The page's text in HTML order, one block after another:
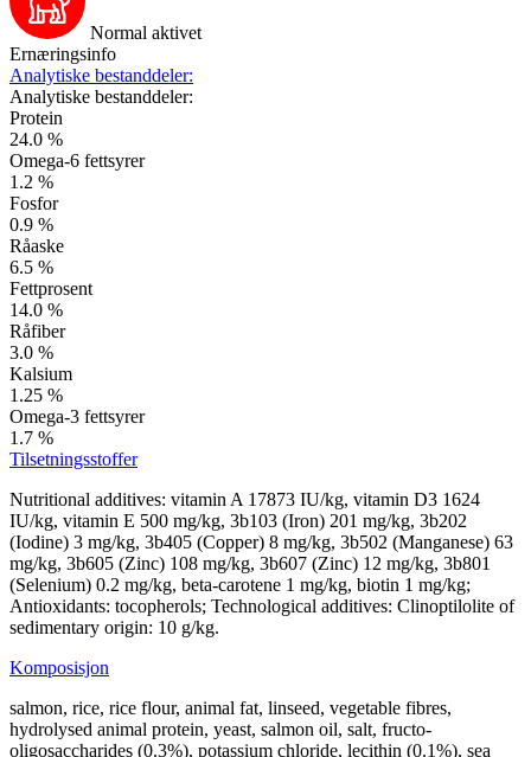
Normal aktivet
Ernæringsinfo
Analytiske bestanddeler:
Analytiske bestanddeler:
Protein
24.0 %
Omega-6 fettsyrer
1.2 %
Fosfor
0.9 %
Råaske
6.5 %
Fettprosent
14.0 %
Råfiber
3.0 %
Kalsium
1.25 %
Omega-3 fettsyrer
1.7 %
Tilsetningsstoffer
Nutritional additives: vitamin A 17873 IU/kg, vitamin D3 1624
IU/kg, vitamin E 500 mg/kg, 3b103 (Iron) 201 mg/kg, 3b202
(Iodine) 3 mg/kg, 3b405 (Copper) 8 mg/kg, 3b502 (Manganese) 63
mg/kg, 3b605 (Zinc) 108 mg/kg, 3b607 (Zinc) 12 mg/kg, 3b801
(Selenium) 0.2 mg/kg, beta-carotene 1 mg/kg, biotin 1 mg/kg;
Antioxidants: tocopherols; Technological additives: Clinoptilolite of
sedimentary origin: 10 g/kg.
Komposisjon
salmon, rice, rice flour, animal fat, linseed, vegetable fibres,
hydrolysed animal protein, yeast, salmon oil, salt, fructo-
oligosaccharides (0.3%), potassium chloride, lecithin (0.1%), sea